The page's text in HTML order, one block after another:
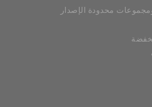
محدودة الإصدار